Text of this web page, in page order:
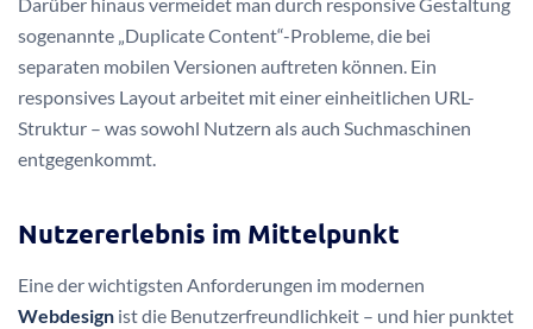
sogenannte „Duplicate Content“-Probleme, die bei
separaten mobilen Versionen auftreten können. Ein
responsives Layout arbeitet mit einer einheitlichen URL-
Struktur – was sowohl Nutzern als auch Suchmaschinen
entgegenkommt.
Nutzererlebnis im Mittelpunkt
Eine der wichtigsten Anforderungen im modernen
Webdesign ist die Benutzerfreundlichkeit – und hier punktet